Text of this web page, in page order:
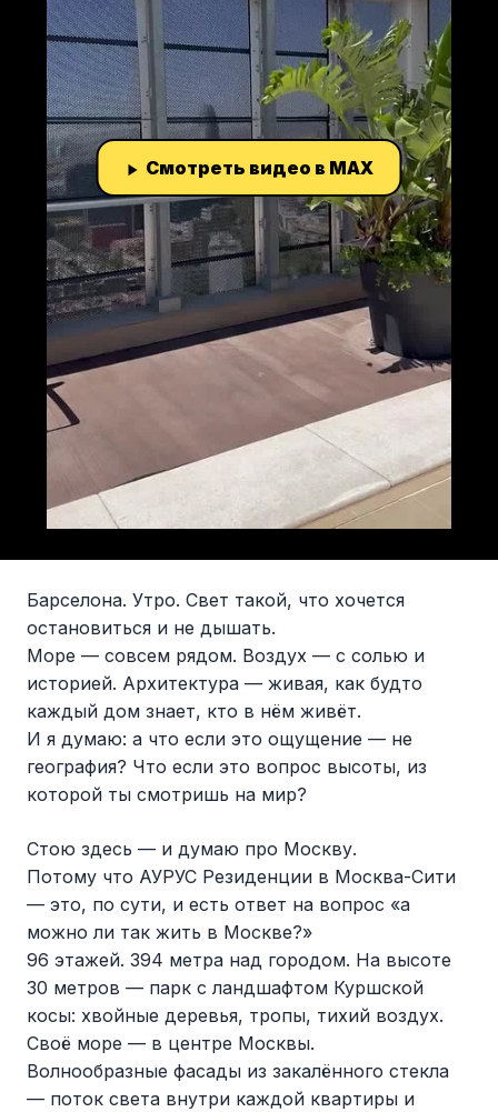
Смотреть видео в MAX
Барселона. Утро. Свет такой, что хочется
остановиться и не дышать.
Море — совсем рядом. Воздух — с солью и
историей. Архитектура — живая, как будто
каждый дом знает, кто в нём живёт.
И я думаю: а что если это ощущение — не
география? Что если это вопрос высоты, из
которой ты смотришь на мир?
Стою здесь — и думаю про Москву.
Потому что АУРУС Резиденции в Москва-Сити
— это, по сути, и есть ответ на вопрос «а
можно ли так жить в Москве?»
96 этажей. 394 метра над городом. На высоте
30 метров — парк с ландшафтом Куршской
косы: хвойные деревья, тропы, тихий воздух.
Своё море — в центре Москвы.
Волнообразные фасады из закалённого стекла
— поток света внутри каждой квартиры и